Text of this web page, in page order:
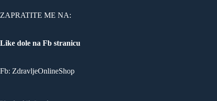
ZAPRATITE ME NA:
Like dole na Fb stranicu
Fb: ZdravljeOnlineShop